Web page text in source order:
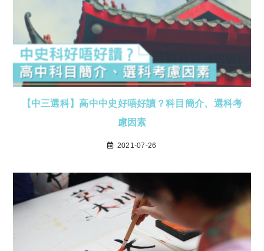
【中三選科】高中中史好唔好讀？科目簡介、選科考
慮因素
2021-07-26